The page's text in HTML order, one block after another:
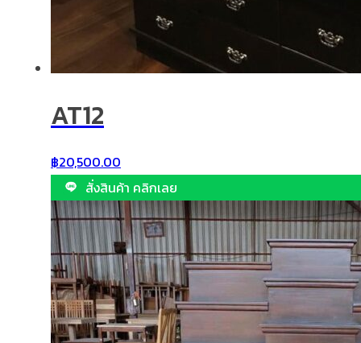
AT12
฿20,500.00
สั่งสินค้า คลิกเลย